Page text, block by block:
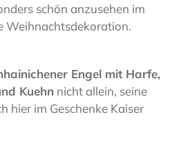
schön anzusehen im
Weihnachtsdekoration.
Engel mit Harfe,
Kuehn nicht allein, seine
hier im Geschenke Kaiser